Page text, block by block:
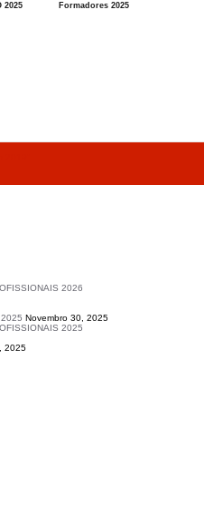
2025 Formadores 2025
2026
Novembro 30, 2025
2025
2025